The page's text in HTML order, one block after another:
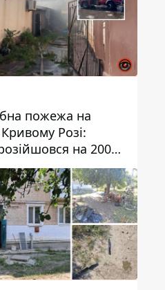
пожежа на
Розі:
на 200
метрів